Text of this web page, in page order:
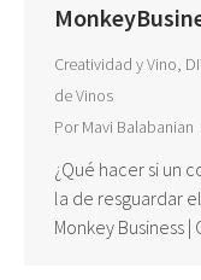
Creatividad y Vino,
de Vinos
PorMavi Balabanian
¿Qué hacer si un
la de resguardar
Monkey Business |